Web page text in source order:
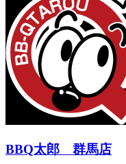
BBQ太郎 群馬店